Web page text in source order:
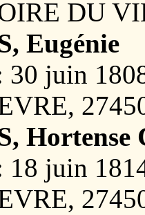
DU
Eugénie
30 juin
Hortense
18 juin